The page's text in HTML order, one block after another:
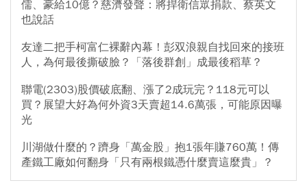
儒、豪給10億？慈濟發聲：將捍衛信眾捐款、蔡英文
也說話
友達二把手柯富仁裸辭內幕！彭双浪親自找回來的接班
人，為何最後撕破臉？「落後群創」成最後稻草？
聯電(2303)股價破底翻、漲了2成玩完？118元可以
買？展望大好為何外資3天賣超14.6萬張，可能原因曝
光
川湖做什麼的？躋身「萬金股」抱1張年賺760萬！傳
產鐵工廠如何翻身「只有兩根鐵憑什麼賣這麼貴」？